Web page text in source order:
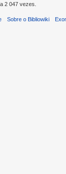
2 047 vezes.
Sobre o Bibliowiki